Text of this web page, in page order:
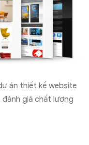
án thiết kế website
đánh giá chất lượng